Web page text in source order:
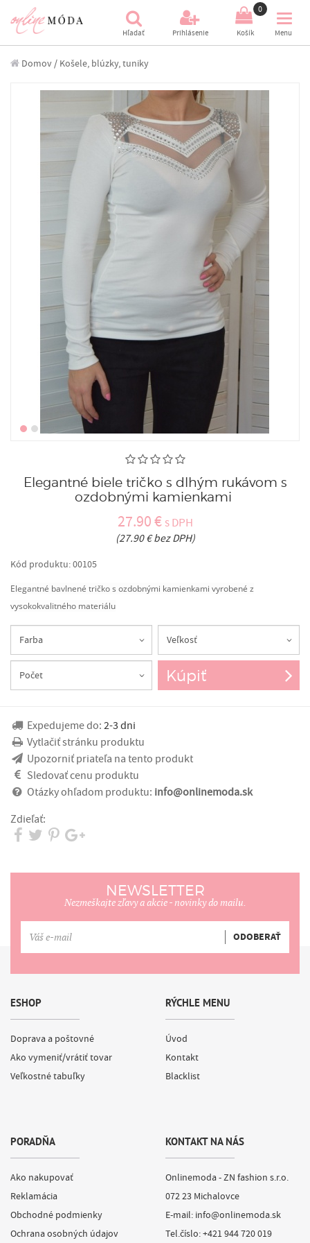
Hľadať Prihlásenie
0
Košík Menu
Domov/ Košele, blúzky, tuniky
Elegantné biele tričko s dlhým rukávom s
ozdobnými kamienkami
27.90 € s DPH
(27.90 € bez DPH)
Kód produktu:00105
Elegantné bavlnené tričko s ozdobnými kamienkami vyrobené z
vysokokvalitného materiálu
Kúpiť
Expedujeme do: 2-3 dni
Vytlačiť stránku produktu
Upozorniť priateľa na tento produkt
Sledovať cenu produktu
Otázky ohľadom produktu: info@onlinemoda.sk
Zdieľať:
NEWSLETTER
Nezmeškajte zľavy a akcie - novinky do mailu.
ODOBERAŤ
ESHOP
Doprava a poštovné
Ako vymeniť/vrátiť tovar
Veľkostné tabuľky
RÝCHLE MENU
Úvod
Kontakt
Blacklist
PORADŇA
Ako nakupovať
Reklamácia
Obchodné podmienky
Ochrana osobných údajov
KONTAKT NA NÁS
Onlinemoda - ZN fashion s.r.o.
072 23 Michalovce
E-mail: info@onlinemoda.sk
Tel.číslo:+421 944 720 019